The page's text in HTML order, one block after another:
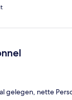
gelegen, nette